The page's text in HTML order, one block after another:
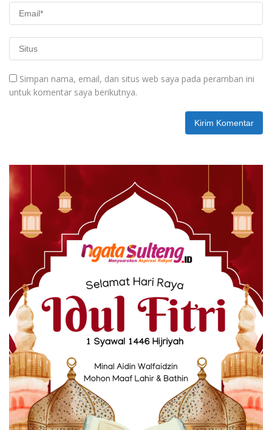
Simpan nama, email, dan situs web saya pada peramban ini
untuk komentar saya berikutnya.